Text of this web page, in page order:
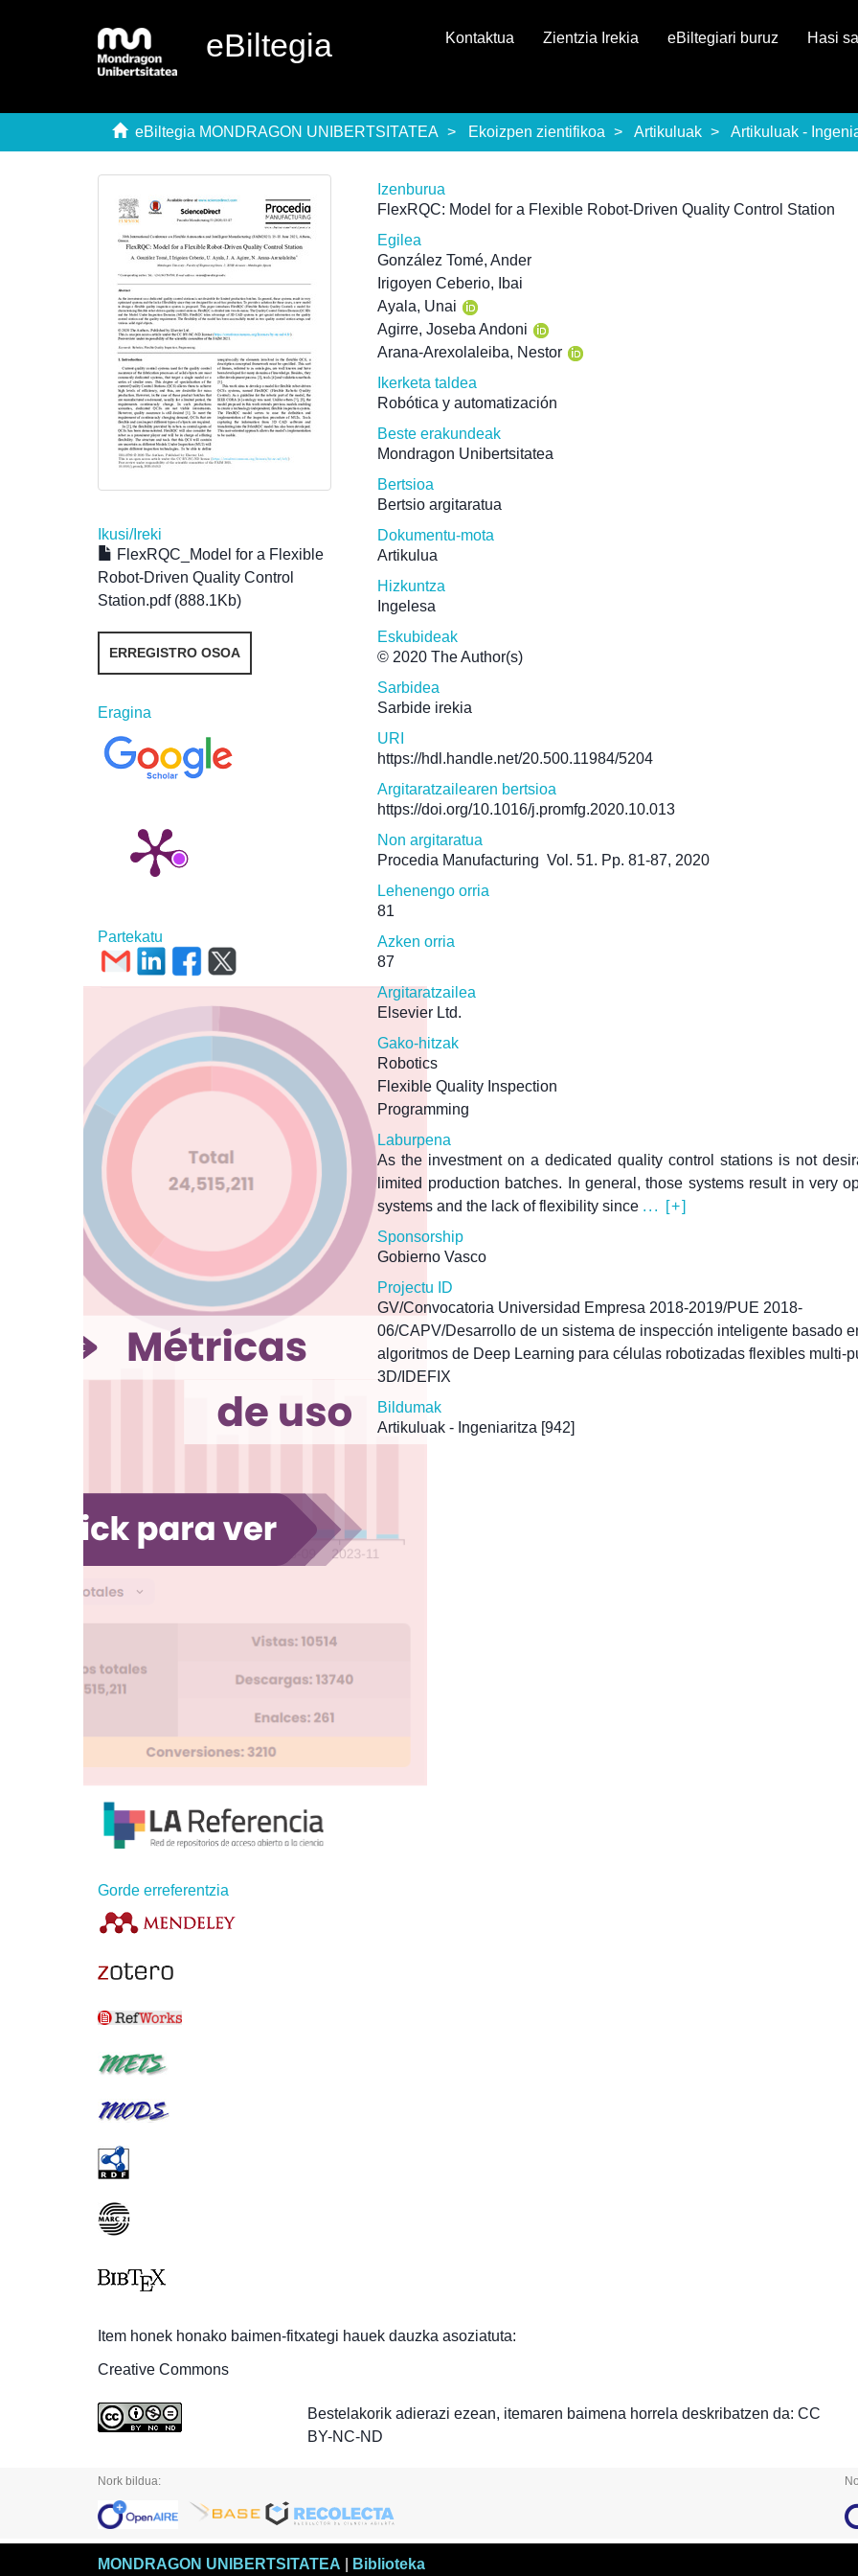
eBiltegia Kontaktua Zientzia Irekia eBiltegiari buruz Hasi
eBiltegia MONDRAGON UNIBERTSITATEA Ekoizpen zientifikoa Artikuluak Artikuluak -
Ikusi/Ireki
FlexRQC_Model for a Flexible
Robot-Driven Quality Control
Station.pdf (888.1Kb)
ERREGISTRO OSOA
Eragina
Partekatu
Gorde erreferentzia
Izenburua
FlexRQC: Model for a Flexible Robot-Driven Quality Control Station
Egilea
González Tomé, Ander
Irigoyen Ceberio, Ibai
Ayala, Unai
Agirre, Joseba Andoni
Arana-Arexolaleiba, Nestor
Ikerketa taldea
Robótica y automatización
Beste erakundeak
Mondragon Unibertsitatea
Bertsioa
Bertsio argitaratua
Dokumentu-mota
Artikulua
Hizkuntza
Ingelesa
Eskubideak
© 2020 The Author(s)
Sarbidea
Sarbide irekia
URI
https://hdl.handle.net/20.500.11984/5204
Argitaratzailearen bertsioa
https://doi.org/10.1016/j.promfg.2020.10.013
Non argitaratua
Procedia Manufacturing Vol. 51. Pp. 81-87, 2020
Lehenengo orria
81
Azken orria
87
Argitaratzailea
Elsevier Ltd.
Gako-hitzak
Robotics
Flexible Quality Inspection
Programming
Laburpena
As the investment on a dedicated quality control stations is not
limited production batches. In general, those systems result in very
systems and the lack of flexibility since ... [+]
Sponsorship
Gobierno Vasco
Projectu ID
GV/Convocatoria Universidad Empresa 2018-2019/PUE 2018-
06/CAPV/Desarrollo de un sistema de inspección inteligente basado
algoritmos de Deep Learning para células robotizadas flexibles multi-
3D/IDEFIX
Bildumak
Artikuluak - Ingeniaritza [942]
Item honek honako baimen-fitxategi hauek dauzka asoziatuta:
Creative Commons
Bestelakorik adierazi ezean, itemaren baimena horrela deskribatzen da: CC
BY-NC-ND
Nork bildua:
MONDRAGON UNIBERTSITATEA Biblioteka